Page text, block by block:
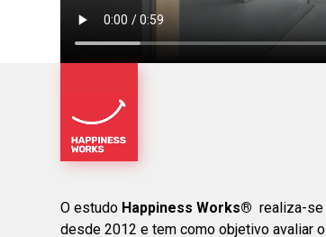
O estudo Happiness Works® realiza-se
desde 2012 e tem como objetivo avaliar o